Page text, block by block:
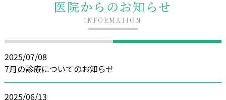
医院からのお知らせ
INFORMATION
2025/07/08
7月の診療についてのお知らせ
2025/06/13